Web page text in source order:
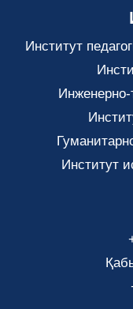
Институт
Инженерно-
Институт